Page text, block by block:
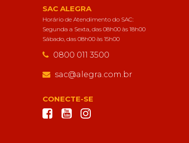
SAC ALEGRA
Horário de Atendimento do SAC:
Segunda a Sexta, das 08h00 às 18h00
Sábado, das 08h00 às 15h00
0800 011 3500
sac@alegra.com.br
CONECTE-SE